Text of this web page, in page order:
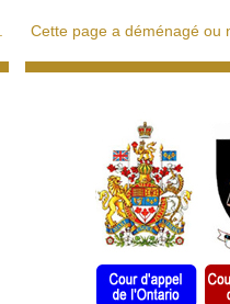
Cette page a déménagé ou